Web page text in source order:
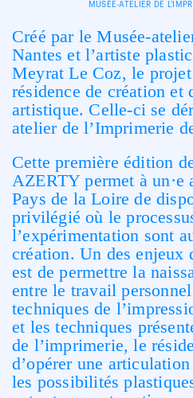
MUSÉE-ATELIER DE
Créé par le Musée-
Nantes et l’artiste
Meyrat Le Coz, le
résidence de création et
artistique. Celle-ci se
atelier de l’Imprimerie
Cette première édition
AZERTY permet à un·e
Pays de la Loire de
privilégié où le
l’expérimentation sont
création. Un des enjeux
est de permettre la
entre le travail
techniques de
et les techniques
de l’imprimerie, le
d’opérer une
les possibilités